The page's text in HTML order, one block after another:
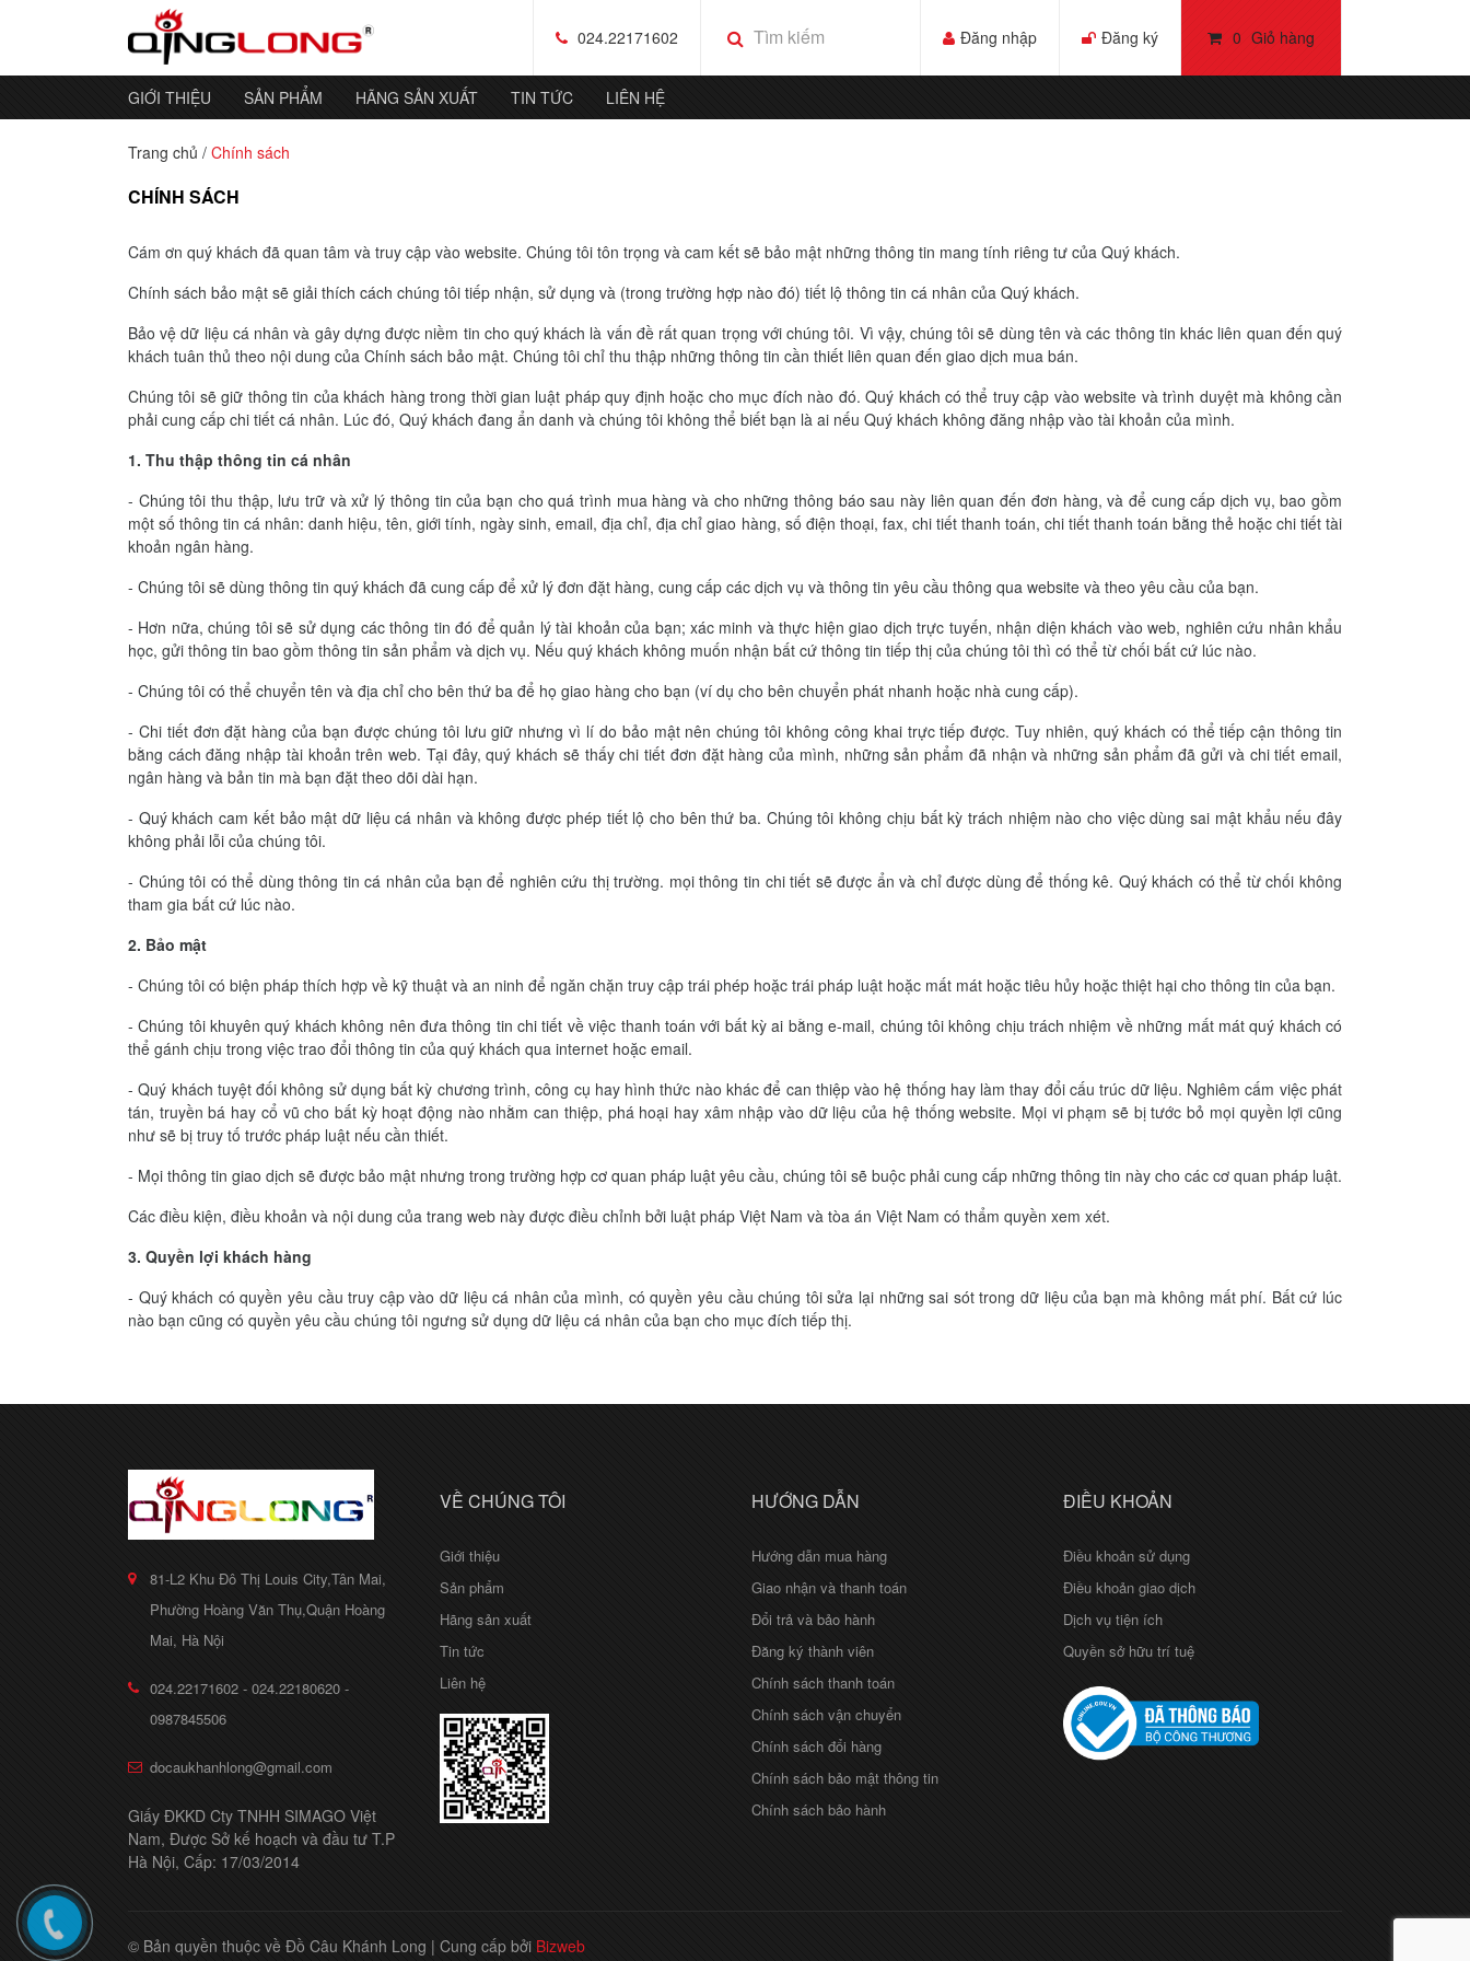
0 Giỏ hàng
024.22171602 Đăng nhập Đăng ký
GIỚI THIỆU SẢN PHẨM HÃNG SẢN XUẤT TIN TỨC LIÊN HỆ
Trang chủ / Chính sách
CHÍNH SÁCH
Cám ơn quý khách đã quan tâm và truy cập vào website. Chúng tôi tôn trọng và cam kết sẽ bảo mật những thông tin mang tính riêng tư của Quý khách.
Chính sách bảo mật sẽ giải thích cách chúng tôi tiếp nhận, sử dụng và (trong trường hợp nào đó) tiết lộ thông tin cá nhân của Quý khách.
Bảo vệ dữ liệu cá nhân và gây dựng được niềm tin cho quý khách là vấn đề rất quan trọng với chúng tôi. Vì vậy, chúng tôi sẽ dùng tên và các thông tin khác liên quan đến quý
khách tuân thủ theo nội dung của Chính sách bảo mật. Chúng tôi chỉ thu thập những thông tin cần thiết liên quan đến giao dịch mua bán.
Chúng tôi sẽ giữ thông tin của khách hàng trong thời gian luật pháp quy định hoặc cho mục đích nào đó. Quý khách có thể truy cập vào website và trình duyệt mà không cần
phải cung cấp chi tiết cá nhân. Lúc đó, Quý khách đang ẩn danh và chúng tôi không thể biết bạn là ai nếu Quý khách không đăng nhập vào tài khoản của mình.
1. Thu thập thông tin cá nhân
- Chúng tôi thu thập, lưu trữ và xử lý thông tin của bạn cho quá trình mua hàng và cho những thông báo sau này liên quan đến đơn hàng, và để cung cấp dịch vụ, bao gồm
một số thông tin cá nhân: danh hiệu, tên, giới tính, ngày sinh, email, địa chỉ, địa chỉ giao hàng, số điện thoại, fax, chi tiết thanh toán, chi tiết thanh toán bằng thẻ hoặc chi tiết tài
khoản ngân hàng.
- Chúng tôi sẽ dùng thông tin quý khách đã cung cấp để xử lý đơn đặt hàng, cung cấp các dịch vụ và thông tin yêu cầu thông qua website và theo yêu cầu của bạn.
- Hơn nữa, chúng tôi sẽ sử dụng các thông tin đó để quản lý tài khoản của bạn; xác minh và thực hiện giao dịch trực tuyến, nhận diện khách vào web, nghiên cứu nhân khẩu
học, gửi thông tin bao gồm thông tin sản phẩm và dịch vụ. Nếu quý khách không muốn nhận bất cứ thông tin tiếp thị của chúng tôi thì có thể từ chối bất cứ lúc nào.
- Chúng tôi có thể chuyển tên và địa chỉ cho bên thứ ba để họ giao hàng cho bạn (ví dụ cho bên chuyển phát nhanh hoặc nhà cung cấp).
- Chi tiết đơn đặt hàng của bạn được chúng tôi lưu giữ nhưng vì lí do bảo mật nên chúng tôi không công khai trực tiếp được. Tuy nhiên, quý khách có thể tiếp cận thông tin
bằng cách đăng nhập tài khoản trên web. Tại đây, quý khách sẽ thấy chi tiết đơn đặt hàng của mình, những sản phẩm đã nhận và những sản phẩm đã gửi và chi tiết email,
ngân hàng và bản tin mà bạn đặt theo dõi dài hạn.
- Quý khách cam kết bảo mật dữ liệu cá nhân và không được phép tiết lộ cho bên thứ ba. Chúng tôi không chịu bất kỳ trách nhiệm nào cho việc dùng sai mật khẩu nếu đây
không phải lỗi của chúng tôi.
- Chúng tôi có thể dùng thông tin cá nhân của bạn để nghiên cứu thị trường. mọi thông tin chi tiết sẽ được ẩn và chỉ được dùng để thống kê. Quý khách có thể từ chối không
tham gia bất cứ lúc nào.
2. Bảo mật
- Chúng tôi có biện pháp thích hợp về kỹ thuật và an ninh để ngăn chặn truy cập trái phép hoặc trái pháp luật hoặc mất mát hoặc tiêu hủy hoặc thiệt hại cho thông tin của bạn.
- Chúng tôi khuyên quý khách không nên đưa thông tin chi tiết về việc thanh toán với bất kỳ ai bằng e-mail, chúng tôi không chịu trách nhiệm về những mất mát quý khách có
thể gánh chịu trong việc trao đổi thông tin của quý khách qua internet hoặc email.
- Quý khách tuyệt đối không sử dụng bất kỳ chương trình, công cụ hay hình thức nào khác để can thiệp vào hệ thống hay làm thay đổi cấu trúc dữ liệu. Nghiêm cấm việc phát
tán, truyền bá hay cổ vũ cho bất kỳ hoạt động nào nhằm can thiệp, phá hoại hay xâm nhập vào dữ liệu của hệ thống website. Mọi vi phạm sẽ bị tước bỏ mọi quyền lợi cũng
như sẽ bị truy tố trước pháp luật nếu cần thiết.
- Mọi thông tin giao dịch sẽ được bảo mật nhưng trong trường hợp cơ quan pháp luật yêu cầu, chúng tôi sẽ buộc phải cung cấp những thông tin này cho các cơ quan pháp luật.
Các điều kiện, điều khoản và nội dung của trang web này được điều chỉnh bởi luật pháp Việt Nam và tòa án Việt Nam có thẩm quyền xem xét.
3. Quyền lợi khách hàng
- Quý khách có quyền yêu cầu truy cập vào dữ liệu cá nhân của mình, có quyền yêu cầu chúng tôi sửa lại những sai sót trong dữ liệu của bạn mà không mất phí. Bất cứ lúc
nào bạn cũng có quyền yêu cầu chúng tôi ngưng sử dụng dữ liệu cá nhân của bạn cho mục đích tiếp thị.
81-L2 Khu Đô Thị Louis City,Tân Mai,
Phường Hoàng Văn Thụ,Quận Hoàng
Mai, Hà Nội
024.22171602 - 024.22180620 -
0987845506
docaukhanhlong@gmail.com
Giấy ĐKKD Cty TNHH SIMAGO Việt
Nam, Được Sở kế hoạch và đầu tư T.P
Hà Nội, Cấp: 17/03/2014
VỀ CHÚNG TÔI
Giới thiệu
Sản phẩm
Hãng sản xuất
Tin tức
Liên hệ
HƯỚNG DẪN
Hướng dẫn mua hàng
Giao nhận và thanh toán
Đổi trả và bảo hành
Đăng ký thành viên
Chính sách thanh toán
Chính sách vận chuyển
Chính sách đổi hàng
Chính sách bảo mật thông tin
Chính sách bảo hành
ĐIỀU KHOẢN
Điều khoản sử dụng
Điều khoản giao dịch
Dịch vụ tiện ích
Quyền sở hữu trí tuệ
© Bản quyền thuộc về Đồ Câu Khánh Long | Cung cấp bởi Bizweb